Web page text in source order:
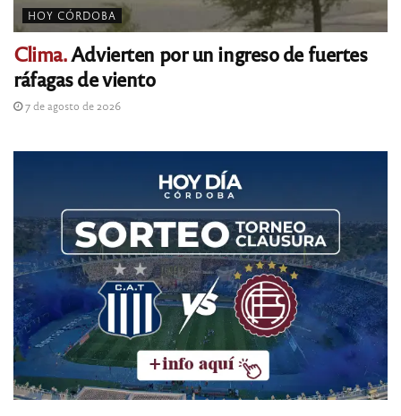
HOY CÓRDOBA
Clima.Advierten por un ingreso de fuertes
ráfagas de viento
7 de agosto de 2026